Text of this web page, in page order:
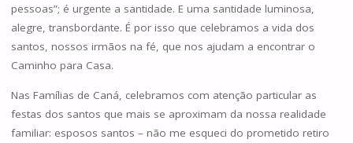
pessoas”; é urgente a santidade. E uma santidade luminosa,
alegre, transbordante. É por isso que celebramos a vida dos
santos, nossos irmãos na fé, que nos ajudam a encontrar o
Caminho para Casa.
Nas Famílias de Caná, celebramos com atenção particular as
festas dos santos que mais se aproximam da nossa realidade
familiar: esposos santos – não me esqueci do prometido retiro